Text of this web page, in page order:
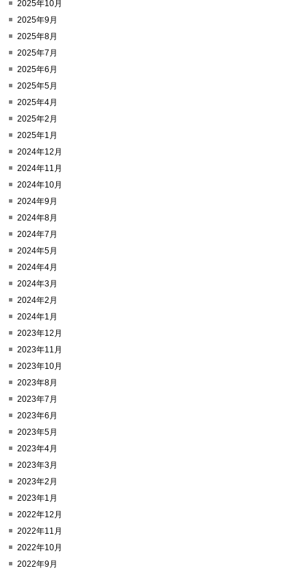
2025年10月
2025年9月
2025年8月
2025年7月
2025年6月
2025年5月
2025年4月
2025年2月
2025年1月
2024年12月
2024年11月
2024年10月
2024年9月
2024年8月
2024年7月
2024年5月
2024年4月
2024年3月
2024年2月
2024年1月
2023年12月
2023年11月
2023年10月
2023年8月
2023年7月
2023年6月
2023年5月
2023年4月
2023年3月
2023年2月
2023年1月
2022年12月
2022年11月
2022年10月
2022年9月